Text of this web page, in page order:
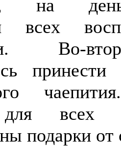
на
всех
Во-
для всех
подарки